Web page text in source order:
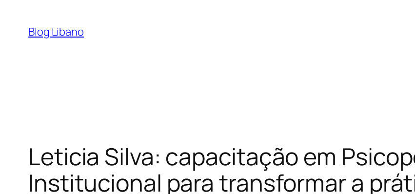
Blog Libano
Leticia Silva: capacitação em
Institucional para transformar a